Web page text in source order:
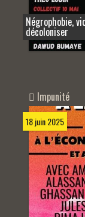
Négrophobie,
décoloniser
Impunité
18 juin 2025